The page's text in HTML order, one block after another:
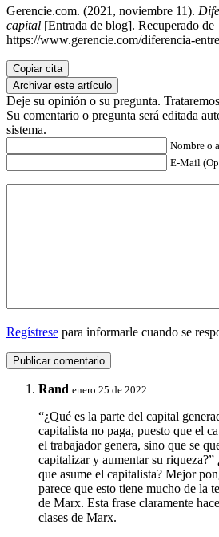
Gerencie.com. (2021, noviembre 11).
capital [Entrada de blog]. Recuperado de
https://www.gerencie.com/diferencia-
Copiar cita
Archivar este artículo
Deje su opinión o su pregunta.
Su comentario o pregunta será editada
sistema.
Nombre o
E-Mail
Regístrese para informarle cuando se
Rand enero 25 de 2022
“¿Qué es la parte del capital
capitalista no paga, puesto que el
el trabajador genera, sino que se
capitalizar y aumentar su
que asume el capitalista? Mejor
parece que esto tiene mucho de la
de Marx. Esta frase claramente
clases de Marx.